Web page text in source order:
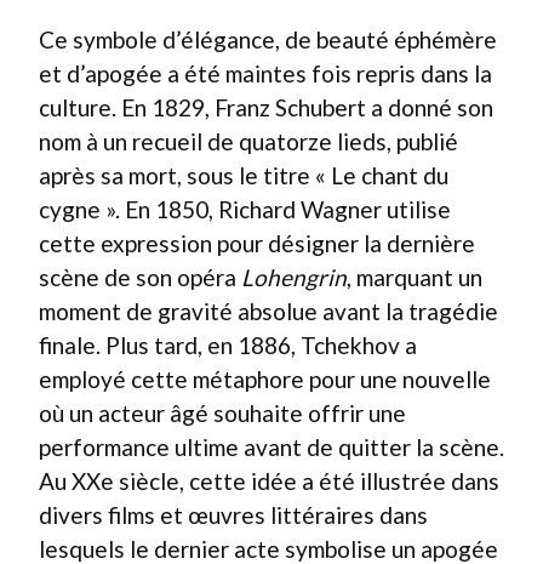
Ce symbole d’élégance, de beauté éphémère
et d’apogée a été maintes fois repris dans la
culture. En 1829, Franz Schubert a donné son
nom à un recueil de quatorze lieds, publié
après sa mort, sous le titre « Le chant du
cygne ». En 1850, Richard Wagner utilise
cette expression pour désigner la dernière
scène de son opéra Lohengrin, marquant un
moment de gravité absolue avant la tragédie
finale. Plus tard, en 1886, Tchekhov a
employé cette métaphore pour une nouvelle
où un acteur âgé souhaite offrir une
performance ultime avant de quitter la scène.
Au XXe siècle, cette idée a été illustrée dans
divers films et œuvres littéraires dans
lesquels le dernier acte symbolise un apogée